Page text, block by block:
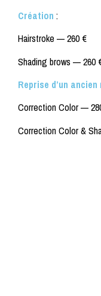
Création :
Hairstroke —260 €
Shading brows —260
Reprise d’un
Correction Color —
Correction Color &